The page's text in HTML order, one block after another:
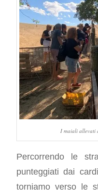
I maiali allevati
Percorrendo le
punteggiati dai
torniamo verso le